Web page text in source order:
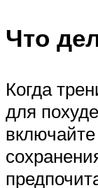
Что
Когда
для